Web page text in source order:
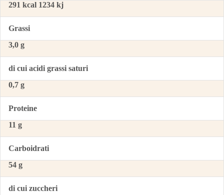
291 kcal 1234 kj
Grassi
3,0 g
di cui acidi grassi saturi
0,7 g
Proteine
11 g
Carboidrati
54 g
di cui zuccheri